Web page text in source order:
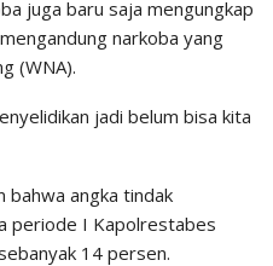
juga baru saja mengungkap
narkoba yang
(WNA).
jadi belum bisa kita
bahwa angka tindak
periode I Kapolrestabes
14 persen.